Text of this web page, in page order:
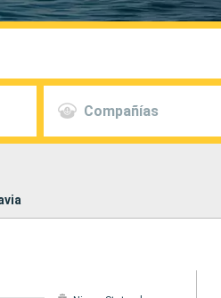
Compañías